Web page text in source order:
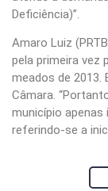
Deficiência)”.
Amaro Luiz
pela primeira vez
meados de 2013.
Câmara.
município apenas
referindo-se a